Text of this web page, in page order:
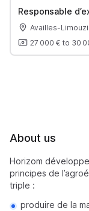
Responsable
Availles-
27 000 € to 30
About us
Horizom
principes de
triple :
produire de la